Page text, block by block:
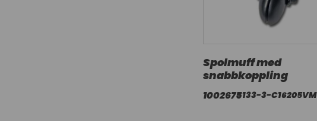
Spolmuff med
snabbkoppling
1002675133-3-C16205VM